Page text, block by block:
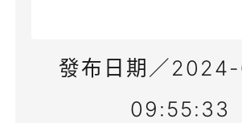
發布日期／
09:55:33